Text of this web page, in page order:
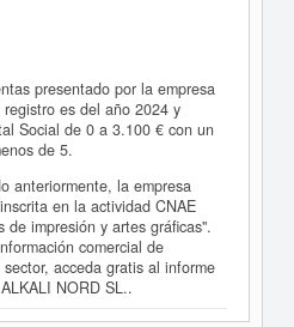
presentado por la empresa
es del año 2024 y
Social de 0 a 3.100 € con un
de 5.
anteriormente, la empresa
en la actividad CNAE
de impresión y artes gráficas".
comercial de
acceda gratis al informe
NORD SL..